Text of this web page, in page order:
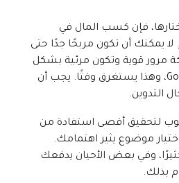
فإن كسب المال في
يمكنك أن تكون مربحًا جدًا حتى
مرور قوية وتكون مرئية بشكل
كبير في نتائج بحث Google، وهذا يستغرق وقتًا. يجب أن
التدوين.
لتحقيق أقصى استفادة من
موضوع يثير اهتمامك.
وفي بعض الأحيان يدفعك
بذلك.